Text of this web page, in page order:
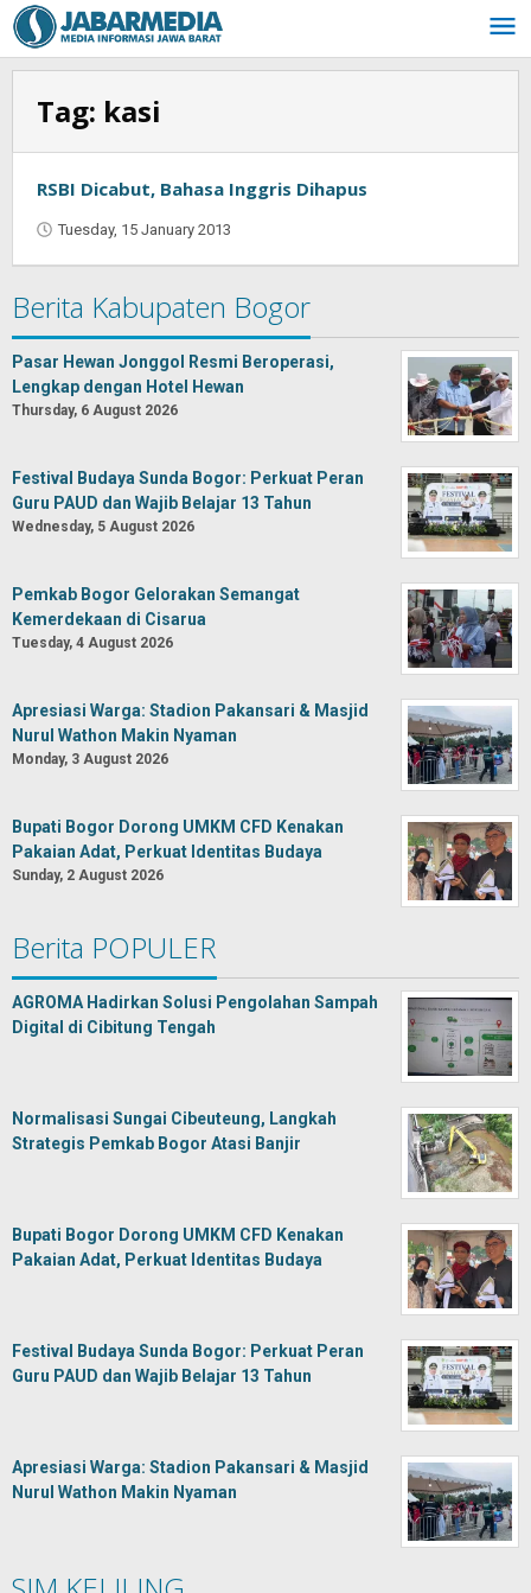
Skip
to
content
Tag: kasi
RSBI Dicabut, Bahasa Inggris Dihapus
Tuesday, 15 January 2013
Berita Kabupaten Bogor
Pasar Hewan Jonggol Resmi Beroperasi,
Lengkap dengan Hotel Hewan
Thursday, 6 August 2026
Festival Budaya Sunda Bogor: Perkuat Peran
Guru PAUD dan Wajib Belajar 13 Tahun
Wednesday, 5 August 2026
Pemkab Bogor Gelorakan Semangat
Kemerdekaan di Cisarua
Tuesday, 4 August 2026
Apresiasi Warga: Stadion Pakansari & Masjid
Nurul Wathon Makin Nyaman
Monday, 3 August 2026
Bupati Bogor Dorong UMKM CFD Kenakan
Pakaian Adat, Perkuat Identitas Budaya
Sunday, 2 August 2026
Berita POPULER
AGROMA Hadirkan Solusi Pengolahan Sampah
Digital di Cibitung Tengah
Normalisasi Sungai Cibeuteung, Langkah
Strategis Pemkab Bogor Atasi Banjir
Bupati Bogor Dorong UMKM CFD Kenakan
Pakaian Adat, Perkuat Identitas Budaya
Festival Budaya Sunda Bogor: Perkuat Peran
Guru PAUD dan Wajib Belajar 13 Tahun
Apresiasi Warga: Stadion Pakansari & Masjid
Nurul Wathon Makin Nyaman